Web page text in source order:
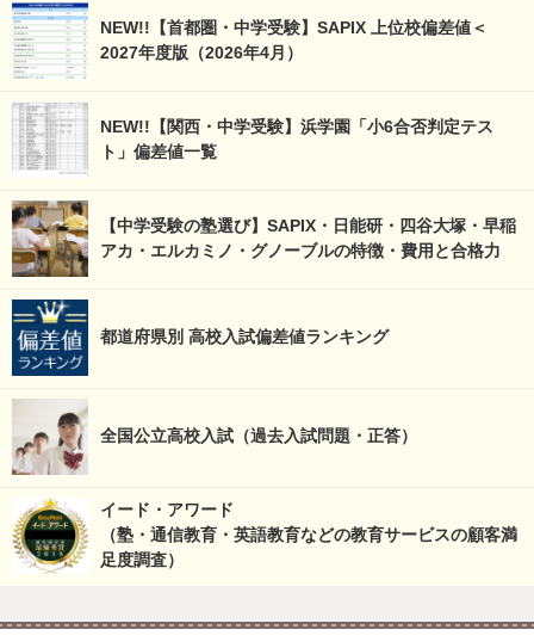
NEW!!【首都圏・中学受験】SAPIX 上位校偏差値＜
2027年度版（2026年4月）
NEW!!【関西・中学受験】浜学園「小6合否判定テス
ト」偏差値一覧
【中学受験の塾選び】SAPIX・日能研・四谷大塚・早稲
アカ・エルカミノ・グノーブルの特徴・費用と合格力
都道府県別 高校入試偏差値ランキング
全国公立高校入試（過去入試問題・正答）
イード・アワード
（塾・通信教育・英語教育などの教育サービスの顧客満
足度調査）